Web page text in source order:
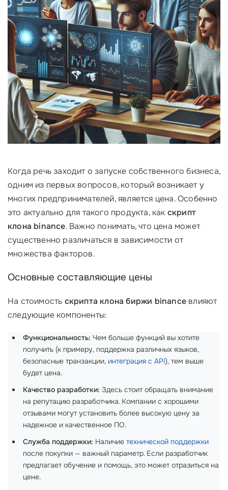
Когда речь заходит о запуске собственного бизнеса,
одним из первых вопросов, который возникает у
многих предпринимателей, является цена. Особенно
это актуально для такого продукта, как скрипт
клона binance. Важно понимать, что цена может
существенно различаться в зависимости от
множества факторов.
Основные составляющие цены
На стоимость скрипта клона биржи binance влияют
следующие компоненты:
Функциональность: Чем больше функций вы хотите
получить (к примеру, поддержка различных языков,
безопасные транзакции, интеграция с API), тем выше
будет цена.
Качество разработки: Здесь стоит обращать внимание
на репутацию разработчика. Компании с хорошими
отзывами могут установить более высокую цену за
надежное и качественное ПО.
Служба поддержки: Наличие технической поддержки
после покупки — важный параметр. Если разработчик
предлагает обучение и помощь, это может отразиться на
цене.